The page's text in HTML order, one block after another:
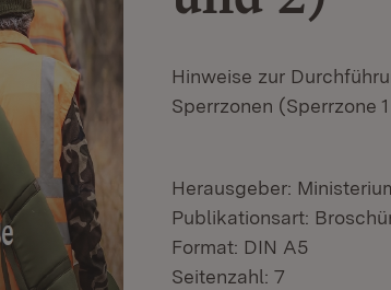
Hinweise zur
Sperrzonen (Sperrzone
Herausgeber:
Publikationsart:
Format: DIN A5
Seitenzahl: 7